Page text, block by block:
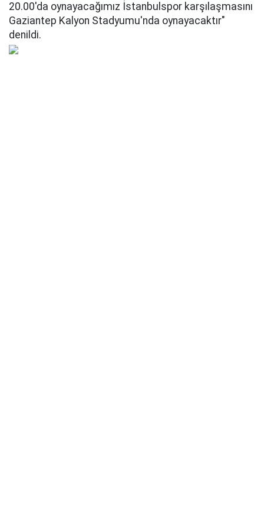
20.00'da oynayacağımız İstanbulspor karşılaşmasını
Gaziantep Kalyon Stadyumu'nda oynayacaktır"
denildi.